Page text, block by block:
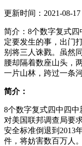
更新时间： 2021-08-
简介： 8个数字复式
定要发生的事，出门
别将三人诛戮。虽然
腰却隔着数座山头，
一片山林，跨过一条河
简介：
8个数字复式四中四
对美国联邦调查局要
安全标准倒退到2013
件，将妨害数百万人